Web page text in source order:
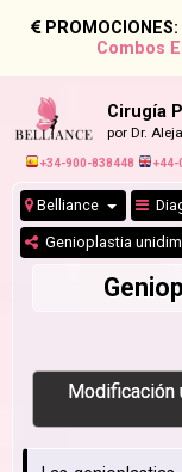
PROMOCIONES:
Combos
Cirugía
por Dr.
+34-900-838448 +44-
Belliance
Genioplastia
Modificación